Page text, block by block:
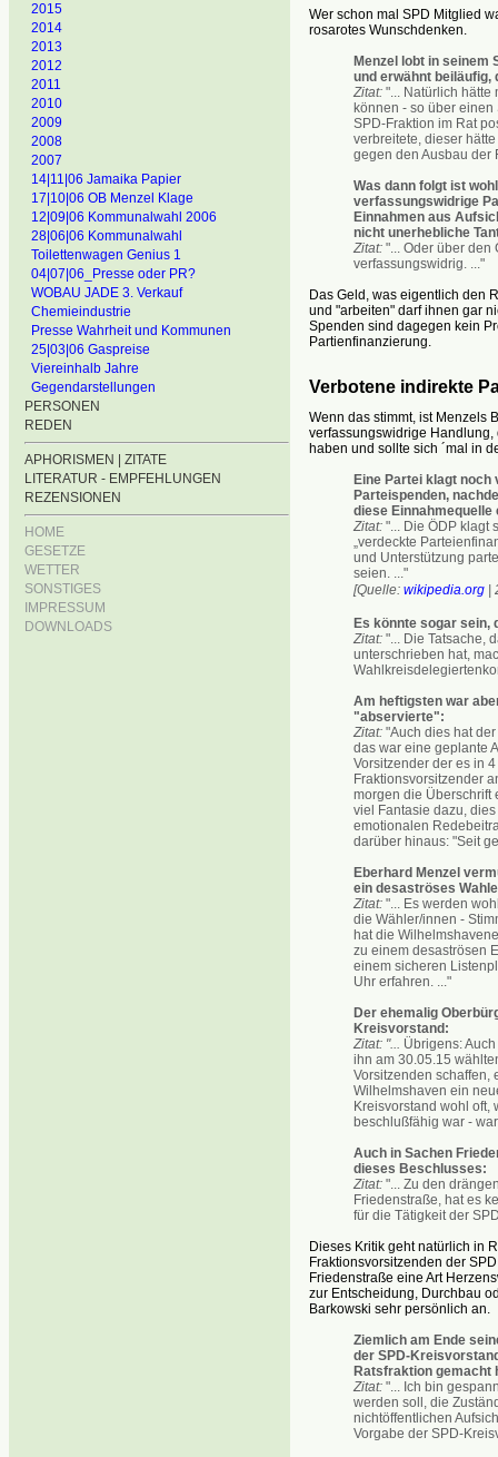
2015
2014
2013
2012
2011
2010
2009
2008
2007
14|11|06 Jamaika Papier
17|10|06 OB Menzel Klage
12|09|06 Kommunalwahl 2006
28|06|06 Kommunalwahl
Toilettenwagen Genius 1
04|07|06_Presse oder PR?
WOBAU JADE 3. Verkauf
Chemieindustrie
Presse Wahrheit und Kommunen
25|03|06 Gaspreise
Viereinhalb Jahre
Gegendarstellungen
PERSONEN
REDEN
APHORISMEN | ZITATE
LITERATUR - EMPFEHLUNGEN
REZENSIONEN
HOME
GESETZE
WETTER
SONSTIGES
IMPRESSUM
DOWNLOADS
Wer schon mal SPD Mitglied
rosarotes Wunschdenken.
Menzel lobt in seinem
und erwähnt beiläufig,
Zitat:"... Natürlich hätte
können - so über
SPD-Fraktion im Rat
verbreitete, dieser
gegen den Ausbau der
Was dann folgt ist
verfassungswidrige
Einnahmen aus
nicht unerhebliche
Zitat:"... Oder über den
verfassungswidrig. ..."
Das Geld, was eigentlich den
und "arbeiten" darf ihnen gar
Spenden sind dagegen kein
Partienfinanzierung.
Verbotene indirekte
Wenn das stimmt, ist Menzels
verfassungswidrige
haben und sollte sich ´mal in
Eine Partei klagt
Parteispenden,
diese Einnahmequelle
Zitat:"... Die ÖDP klagt
„verdeckte
und Unterstützung
seien. ..."
[Quelle: wikipedia.org|
Es könnte sogar sein,
Zitat:"... Die Tatsache,
unterschrieben hat,
Am heftigsten war
"abservierte":
Zitat:"Auch dies hat der
das war eine geplante
Vorsitzender der es in
Fraktionsvorsitzender
morgen die Überschrift
viel Fantasie dazu,
emotionalen
darüber hinaus: "Seit
Eberhard Menzel
ein desaströses
Zitat:"... Es werden
die Wähler/innen -
hat die
zu einem desaströsen
einem sicheren
Uhr erfahren. ..."
Der ehemalig
Kreisvorstand:
Zitat: "...
Übrigens:
ihn am 30.05.15
Vorsitzenden schaffen,
Wilhelmshaven ein
Kreisvorstand wohl oft,
beschlußfähig war -
Auch in Sachen
dieses Beschlusses:
Zitat:"... Zu den
Friedenstraße, hat es
für die Tätigkeit der
Dieses Kritik geht natürlich in
Fraktionsvorsitzenden der
Friedenstraße eine Art
zur Entscheidung, Durchbau
Barkowski sehr persönlich an.
Ziemlich am Ende
der SPD-
Ratsfraktion gemacht
Zitat:"... Ich bin
werden soll, die
nichtöffentlichen
Vorgabe der SPD-